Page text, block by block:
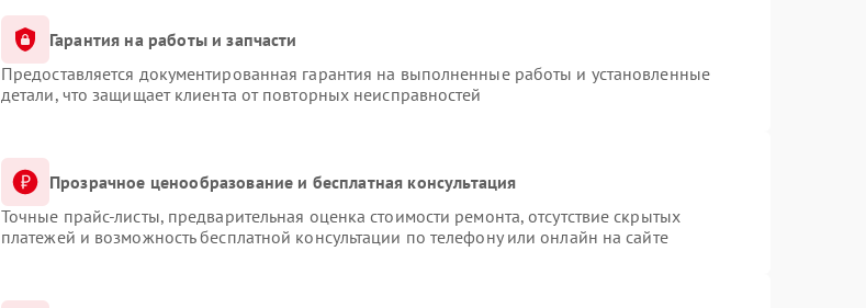
Гарантия на работы и запчасти
Предоставляется документированная гарантия на выполненные работы и установленные
детали, что защищает клиента от повторных неисправностей
Прозрачное ценообразование и бесплатная консультация
Точные прайс-листы, предварительная оценка стоимости ремонта, отсутствие скрытых
платежей и возможность бесплатной консультации по телефону или онлайн на сайте